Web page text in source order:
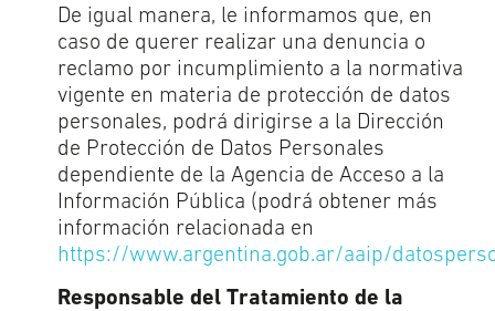
De igual manera, le informamos que, en
caso de querer realizar una denuncia o
reclamo por incumplimiento a la normativa
vigente en materia de protección de datos
personales, podrá dirigirse a la Dirección
de Protección de Datos Personales
dependiente de la Agencia de Acceso a la
Información Pública (podrá obtener más
información relacionada en
https://www.argentina.gob.ar/aaip/
Responsable del Tratamiento de la